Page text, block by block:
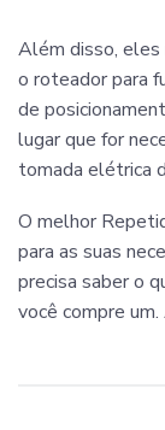
Além disso, eles
o roteador para
de
lugar que for
tomada elétrica
O melhor
para as suas
precisa saber o
você compre